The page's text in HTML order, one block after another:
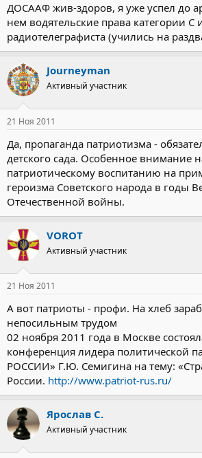
ДОСААФ жив-здоров, я уже успел до
нем водятельские права категории С
радиотелеграфиста (учились на
Journeyman
Активный участник
21 Ноя 2011
Да, пропаганда патриотизма -
детского сада. Особенное внимание
патриотическому воспитанию на
героизма Советского народа в годы
Отечественной войны.
VOROT
Активный участник
21 Ноя 2011
А вот патриоты - профи. На хлеб
непосильным трудом
02 ноября 2011 года в Москве
конференция лидера политической
РОССИИ» Г.Ю. Семигина на тему:
России. http://www.patriot-rus.ru/
Ярослав С.
Активный участник